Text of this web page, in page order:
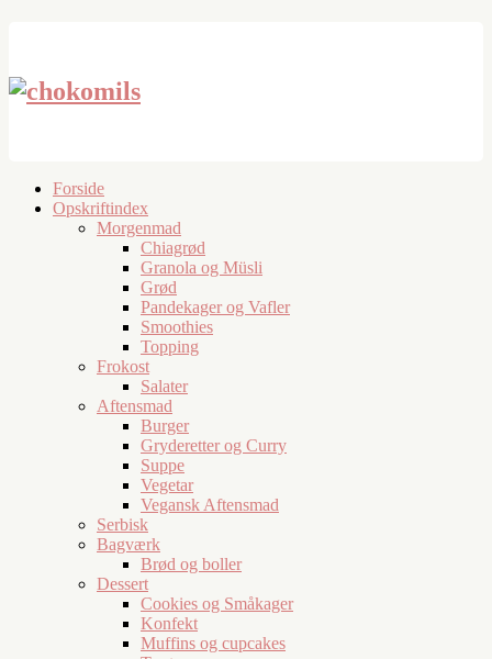
Forside
Opskriftindex
Morgenmad
Chiagrød
Granola og Müsli
Grød
Pandekager og Vafler
Smoothies
Topping
Frokost
Salater
Aftensmad
Burger
Gryderetter og Curry
Suppe
Vegetar
Vegansk Aftensmad
Serbisk
Bagværk
Brød og boller
Dessert
Cookies og Småkager
Konfekt
Muffins og cupcakes